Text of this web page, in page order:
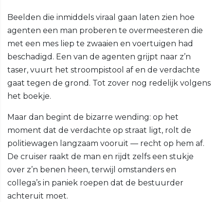
Beelden die inmiddels viraal gaan laten zien hoe
agenten een man proberen te overmeesteren die
met een mes liep te zwaaien en voertuigen had
beschadigd. Een van de agenten grijpt naar z’n
taser, vuurt het stroompistool af en de verdachte
gaat tegen de grond. Tot zover nog redelijk volgens
het boekje.
Maar dan begint de bizarre wending: op het
moment dat de verdachte op straat ligt, rolt de
politiewagen langzaam vooruit — recht op hem af.
De cruiser raakt de man en rijdt zelfs een stukje
over z’n benen heen, terwijl omstanders en
collega’s in paniek roepen dat de bestuurder
achteruit moet.